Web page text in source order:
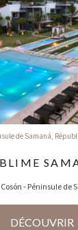
de Samaná,
- Péninsule de
DÉCOUVRIR